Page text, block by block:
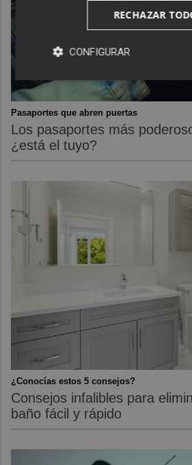
Pasaportes que abren puertas
Los pasaportes más
¿está el tuyo?
¿Conocías estos 5 consejos?
Consejos infalibles para
baño fácil y rápido
RECHAZAR
CONFIGURAR